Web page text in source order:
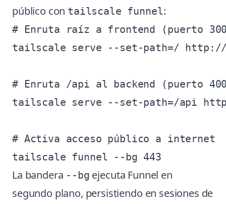
público con tailscale funnel:
# Enruta raíz a frontend (puerto
tailscale serve --set-path=/ http://
# Enruta /api al backend (puerto
tailscale serve --set-path=/api
# Activa acceso público a internet
La bandera --bg ejecuta Funnel en
segundo plano, persistiendo en sesiones de